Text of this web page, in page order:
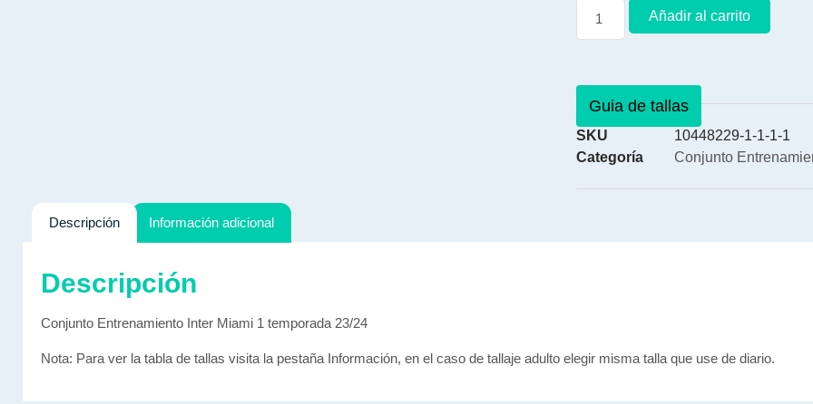
Añadir al carrito
Guia de tallas
SKU
10448229-1-1-1-1
Categoría
Conjunto
Descripción Información adicional
Descripción
Conjunto Entrenamiento Inter Miami 1 temporada 23/24
Nota: Para ver la tabla de tallas visita la pestaña Información, en el caso de tallaje adulto elegir misma talla que use de diario.